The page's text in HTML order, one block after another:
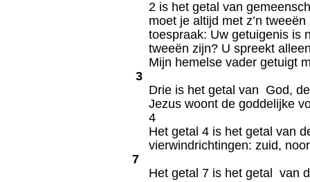
2 is het getal van
moet je altijd met z’n
toespraak: Uw getuigenis is
tweeën zijn? U spreekt
Mijn hemelse vader getuigt
3
Drie is het getal van God,
Jezus woont de goddelijke
4
Het getal 4 is het getal van
vierwindrichtingen: zuid,
7
Het getal 7 is het getal van